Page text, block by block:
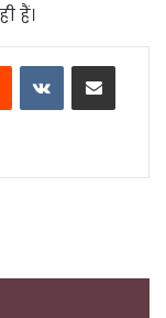
हैं।
Reddit VKontakteShare via Email